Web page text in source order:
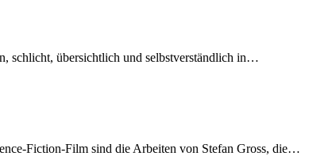
schlicht, übersichtlich und selbstverständlich in…
Fiction-Film sind die Arbeiten von Stefan Gross, die…